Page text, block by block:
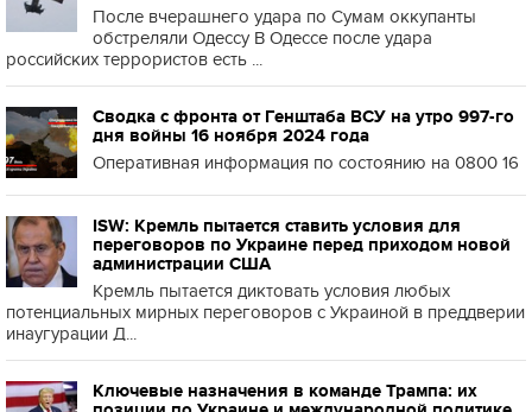
После вчерашнего удара по Сумам оккупанты
обстреляли Одессу В Одессе после удара
российских террористов есть ...
Сводка с фронта от Генштаба ВСУ на утро 997-го
дня войны 16 ноября 2024 года
Оперативная информация по состоянию на 0800 16
ISW: Кремль пытается ставить условия для
переговоров по Украине перед приходом новой
администрации США
Кремль пытается диктовать условия любых
потенциальных мирных переговоров с Украиной в преддверии
инаугурации Д...
Ключевые назначения в команде Трампа: их